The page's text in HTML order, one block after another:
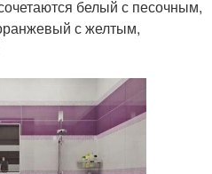
белый с песочным,
с желтым,